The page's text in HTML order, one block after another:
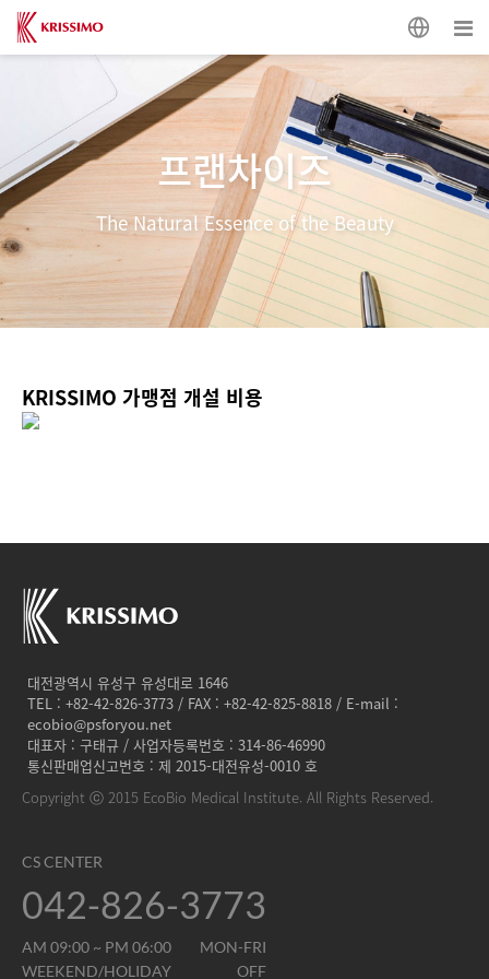
프랜차이즈
The Natural Essence of the Beauty
KRISSIMO 가맹점 개설 비용
대전광역시 유성구 유성대로 1646
TEL : +82-42-826-3773 / FAX : +82-42-825-8818 / E-mail :
ecobio@psforyou.net
대표자 : 구태규 / 사업자등록번호 : 314-86-46990
통신판매업신고번호 : 제 2015-대전유성-0010 호
Copyright ⓒ 2015 EcoBio Medical Institute. All Rights Reserved.
CS CENTER
042-826-3773
AM 09:00 ~ PM 06:00
MON-FRI
WEEKEND/HOLIDAY
OFF